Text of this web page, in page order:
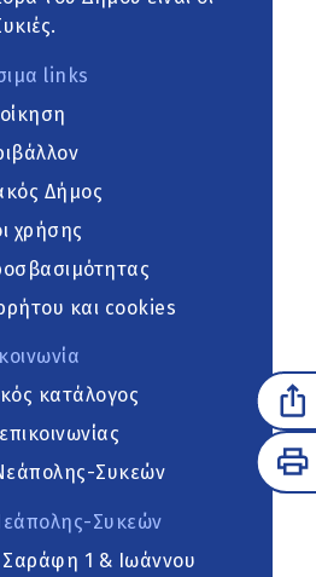
links
Δήμος
χρήσης
και cookies
κατάλογος
Συκεών
Συκεών
1 & Ιωάννου